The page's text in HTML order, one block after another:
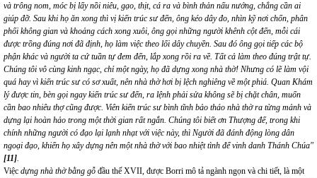
và trông nom, móc bị lấy nồi niêu, gạo, thịt, cá ra và bình thản nấu nướng, chẳng cần ai
giúp đỡ. Sau khi họ ăn xong thì vị kiến trúc sư đến, ông kéo dây đo, nhìn kỹ nơi chốn, phân
phối không gian và khoảng cách xong xuôi, ông gọi những người khênh cột đến, mỗi cái
được trồng đúng nơi đã định, họ làm việc theo lối dây chuyền. Sau đó ông gọi tiếp các bộ
phận khác và người ta cứ tuần tự đem đến, lắp xong rồi ra về. Tất cả làm theo đúng trật tự.
Chúng tôi vô cùng kinh ngạc, chỉ một ngày, họ đã dựng xong nhà thờ! Nhưng có lẽ làm vội
quá hay vì kiến trúc sư có sơ xuất, nên nhà thờ hơi bị lệch nghiêng về một phiá. Quan Khám
lý được tin, bèn gọi ngay kiến trúc sư đến, ra lệnh phải sửa không sẽ bị chặt chân, muốn
cần bao nhiêu thợ cũng được. Viên kiến trúc sư bình tĩnh bảo tháo nhà thờ ra từng mảnh và
dựng lại hoàn hảo trong một thời gian rất ngắn. Chúng tôi biết ơn Thượng đế, trong khi
chính những người có đạo lại lạnh nhạt với việc này, thì Người đã đánh động lòng dân
ngoại đạo, khiến họ xây dựng nên một nhà thờ với bao nhiệt tình để vinh danh Thánh Chúa"
[11].
Việc dựng nhà thờ bằng gỗ đầu thế XVII, được Borri mô tả ngành ngọn và chi tiết, là một